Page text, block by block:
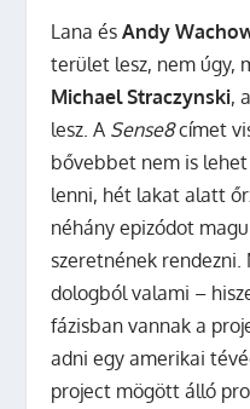
Lana ésAndy
terület lesz, nem úgy,
Michael Straczynski,
lesz.A Sense8címet
bővebbet nem is
lenni, hét lakat alatt
néhány epizódot
szeretnének rendezni.
dologból valami –
fázisban vannak a
adni egy amerikai
project mögött álló